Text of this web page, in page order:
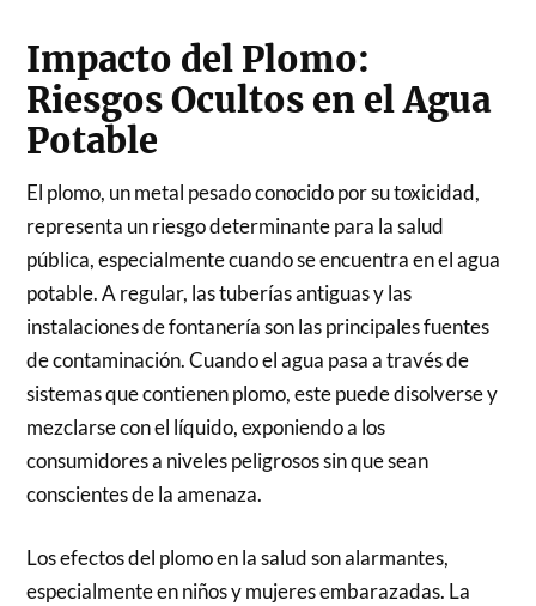
Impacto del Plomo:
Riesgos Ocultos en el Agua
Potable
El plomo, un metal pesado conocido por su toxicidad,
representa un riesgo determinante para la salud
pública, especialmente cuando se encuentra en el agua
potable. A regular, las tuberías antiguas y las
instalaciones de fontanería son las principales fuentes
de contaminación. Cuando el agua pasa a través de
sistemas que contienen plomo, este puede disolverse y
mezclarse con el líquido, exponiendo a los
consumidores a niveles peligrosos sin que sean
conscientes de la amenaza.
Los efectos del plomo en la salud son alarmantes,
especialmente en niños y mujeres embarazadas. La